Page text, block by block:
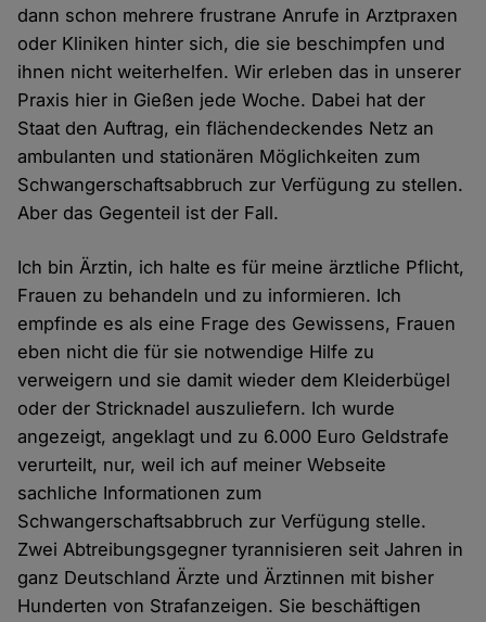
dann schon mehrere frustrane Anrufe in Arztpraxen
oder Kliniken hinter sich, die sie beschimpfen und
ihnen nicht weiterhelfen. Wir erleben das in unserer
Praxis hier in Gießen jede Woche. Dabei hat der
Staat den Auftrag, ein flächendeckendes Netz an
ambulanten und stationären Möglichkeiten zum
Schwangerschaftsabbruch zur Verfügung zu stellen.
Aber das Gegenteil ist der Fall.
Ich bin Ärztin, ich halte es für meine ärztliche Pflicht,
Frauen zu behandeln und zu informieren. Ich
empfinde es als eine Frage des Gewissens, Frauen
eben nicht die für sie notwendige Hilfe zu
verweigern und sie damit wieder dem Kleiderbügel
oder der Stricknadel auszuliefern. Ich wurde
angezeigt, angeklagt und zu 6.000 Euro Geldstrafe
verurteilt, nur, weil ich auf meiner Webseite
sachliche Informationen zum
Schwangerschaftsabbruch zur Verfügung stelle.
Zwei Abtreibungsgegner tyrannisieren seit Jahren in
ganz Deutschland Ärzte und Ärztinnen mit bisher
Hunderten von Strafanzeigen. Sie beschäftigen